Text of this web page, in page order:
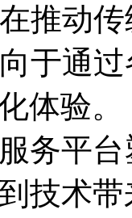
推动
于通
体验。
务平台
技术带